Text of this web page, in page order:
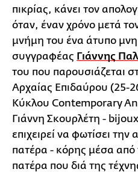
πικρίας, κάνει τον
όταν, έναν χρόνο μετά
μνήμη του ένα άτυπο
συγγραφέας Γιάννης
του που παρουσιάζεται
Αρχαίας Επιδαύρου (25-
Κύκλου Contemporary
Γιάννη Σκουρλέτη -
επιχειρεί να φωτίσει
πατέρα - κόρης μέσα από
πατέρα που διά της